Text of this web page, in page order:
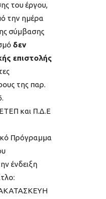
του έργου,
την ημέρα
σύμβασης
δεν
επιστολής
της παρ.
και Π.Δ.Ε
Πρόγραμμα
ένδειξη